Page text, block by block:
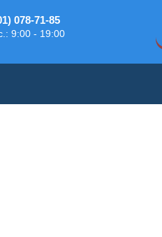
078-71-85
9:00 - 19:00